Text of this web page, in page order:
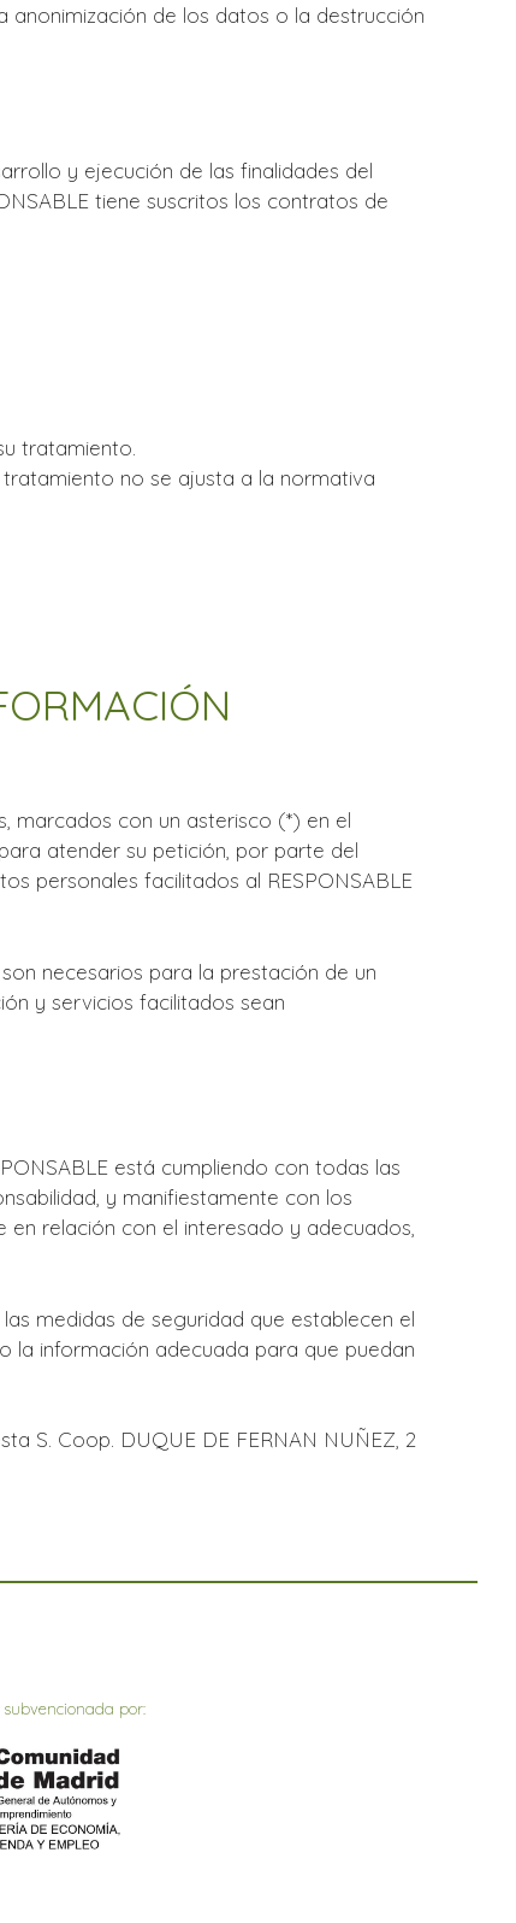
anonimización de los datos o la destrucción
y ejecución de las finalidades del
tiene suscritos los contratos de
tratamiento.
no se ajusta a la normativa
marcados con un asterisco (*) en el
atender su petición, por parte del
personales facilitados al RESPONSABLE
necesarios para la prestación de un
y servicios facilitados sean
está cumpliendo con todas las
y manifiestamente con los
en relación con el interesado y adecuados,
medidas de seguridad que establecen el
la información adecuada para que puedan
S. Coop. DUQUE DE FERNAN NUÑEZ, 2
por: